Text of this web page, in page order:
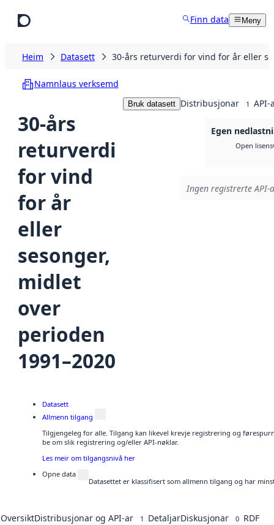
Finn data Meny
Heim Datasett 30-års returverdi for vind for år eller
Namnlaus verksemd
30-års
returverdi
for vind
for år
eller
sesonger,
midlet
over
perioden
1991–2020
Bruk datasett Distribusjonar 1 API-
Egen
Open lisens
Ingen registrerte
Datasett
Allmenn tilgang
Tilgjengeleg for alle. Tilgang kan likevel krevje registrering og
be om slik registrering og/eller API-nøklar.
Les meir om tilgangsnivå her
Opne data
Datasettet er klassifisert som allmenn tilgang og har
OversiktDistribusjonar og API-ar 1 DetaljarDiskusjonar 0 RDF